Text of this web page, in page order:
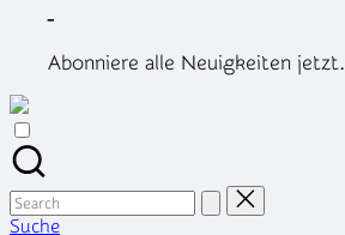
content
-
Abonniere alle Neuigkeiten jetzt.
Search
for:
Suche